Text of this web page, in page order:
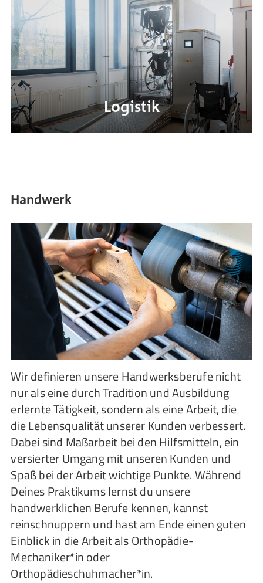
Logistik
Handwerk
Wir definieren unsere Handwerksberufe nicht
nur als eine durch Tradition und Ausbildung
erlernte Tätigkeit, sondern als eine Arbeit, die
die Lebensqualität unserer Kunden verbessert.
Dabei sind Maßarbeit bei den Hilfsmitteln, ein
versierter Umgang mit unseren Kunden und
Spaß bei der Arbeit wichtige Punkte. Während
Deines Praktikums lernst du unsere
handwerklichen Berufe kennen, kannst
reinschnuppern und hast am Ende einen guten
Einblick in die Arbeit als Orthopädie-
Mechaniker*in oder
Orthopädieschuhmacher*in.